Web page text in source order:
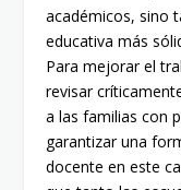
académicos, sino
educativa más
Para mejorar el
revisar
a las familias con
garantizar una
docente en este